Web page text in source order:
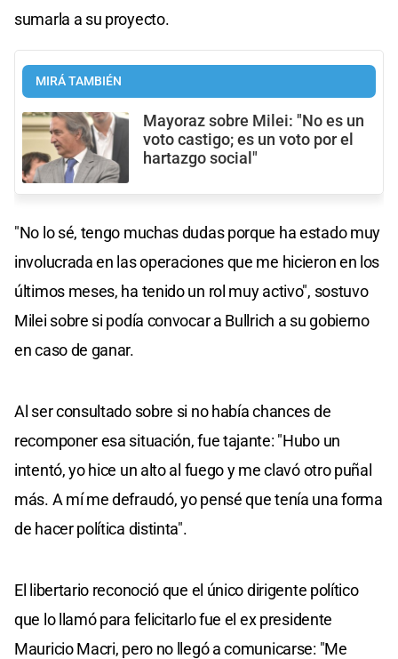
sumarla a su proyecto.
MIRÁ TAMBIÉN
Mayoraz sobre Milei: "No es un
voto castigo; es un voto por el
hartazgo social"
"No lo sé, tengo muchas dudas porque ha estado muy
involucrada en las operaciones que me hicieron en los
últimos meses, ha tenido un rol muy activo", sostuvo
Milei sobre si podía convocar a Bullrich a su gobierno
en caso de ganar.
Al ser consultado sobre si no había chances de
recomponer esa situación, fue tajante: "Hubo un
intentó, yo hice un alto al fuego y me clavó otro puñal
más. A mí me defraudó, yo pensé que tenía una forma
de hacer política distinta".
El libertario reconoció que el único dirigente político
que lo llamó para felicitarlo fue el ex presidente
Mauricio Macri, pero no llegó a comunicarse: "Me